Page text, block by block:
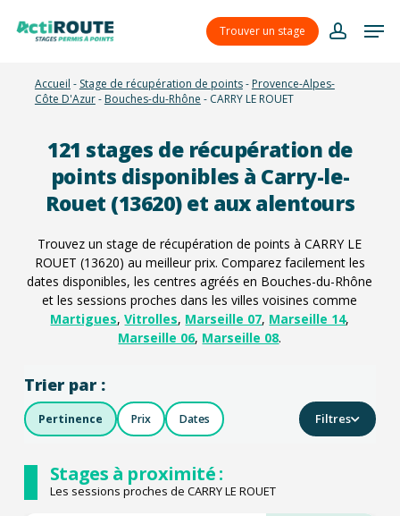
Trouver un stage
account
Accueil - Stage de récupération de points- Provence-Alpes-
Côte D'Azur- Bouches-du-Rhône - CARRY LE ROUET
121 stages de récupération de
points disponibles à Carry-le-
Rouet (13620) et aux alentours
Trouvez un stage de récupération de points à CARRY LE
ROUET (13620) au meilleur prix. Comparez facilement les
dates disponibles, les centres agréés en Bouches-du-Rhône
et les sessions proches dans les villes voisines comme
Martigues,Vitrolles, Marseille 07, Marseille 14,
Marseille 06, Marseille 08.
Trier par :
Pertinence Prix Dates Filtres
Stages à proximité :
Les sessions proches de CARRY LE ROUET